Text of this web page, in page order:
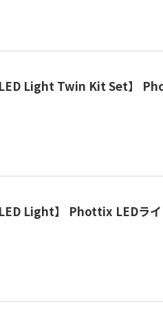
LED Light Twin Kit Set】
Light】 Phottix LEDライ